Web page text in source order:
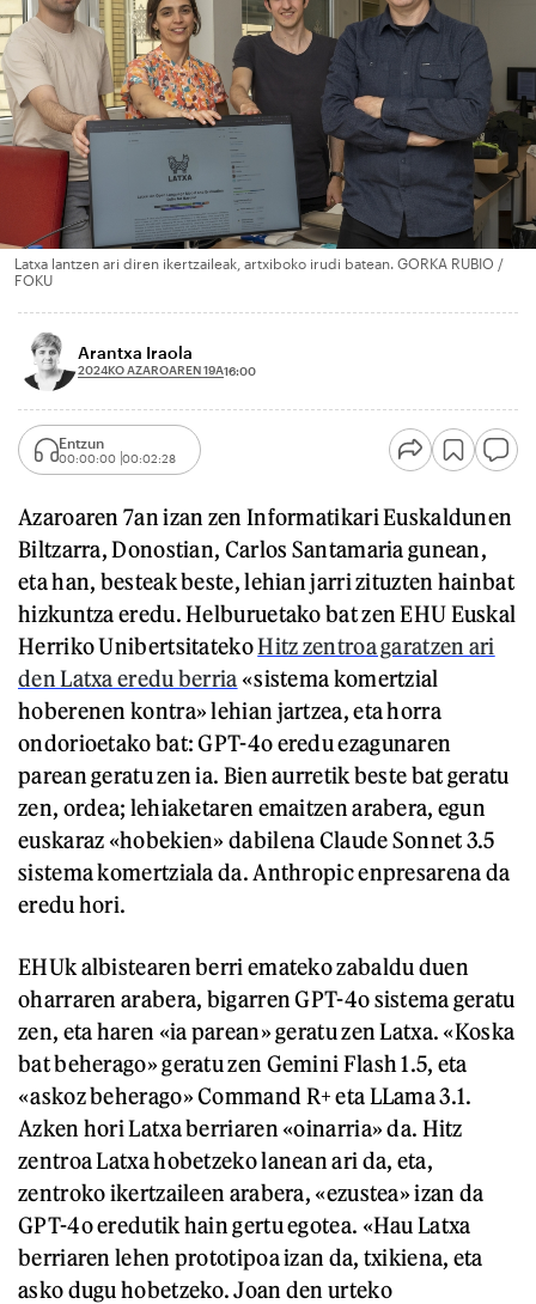
Latxa lantzen ari diren ikertzaileak, artxiboko irudi batean. GORKA RUBIO /
FOKU
Arantxa Iraola
2024KO AZAROAREN 19A16:00
Entzun
00:00:00 00:02:28
Azaroaren 7an izan zen Informatikari Euskaldunen
Biltzarra, Donostian, Carlos Santamaria gunean,
eta han, besteak beste, lehian jarri zituzten hainbat
hizkuntza eredu. Helburuetako bat zen EHU Euskal
Herriko UnibertsitatekoHitz zentroa garatzen ari
den Latxa eredu berria «sistema komertzial
hoberenen kontra» lehian jartzea, eta horra
ondorioetako bat: GPT-4o eredu ezagunaren
parean geratu zen ia. Bien aurretik beste bat geratu
zen, ordea; lehiaketaren emaitzen arabera, egun
euskaraz «hobekien» dabilena Claude Sonnet 3.5
sistema komertziala da. Anthropic enpresarena da
eredu hori.
EHUk albistearen berri emateko zabaldu duen
oharraren arabera, bigarren GPT-4o sistema geratu
zen, eta haren «ia parean» geratu zen Latxa. «Koska
bat beherago» geratu zen Gemini Flash 1.5, eta
«askoz beherago» Command R+ eta LLama 3.1.
Azken hori Latxa berriaren «oinarria» da. Hitz
zentroa Latxa hobetzeko lanean ari da, eta,
zentroko ikertzaileen arabera, «ezustea» izan da
GPT-4o eredutik hain gertu egotea. «Hau Latxa
berriaren lehen prototipoa izan da, txikiena, eta
asko dugu hobetzeko. Joan den urteko